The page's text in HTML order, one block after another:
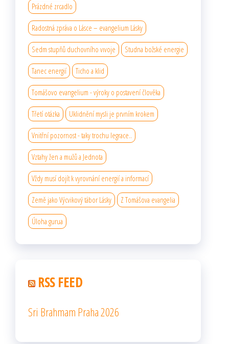
Prázdné zrcadlo
Radostná zpráva o Lásce – evangelium Lásky
Sedm stupňů duchovního vıvoje Studna božské energie
Tanec energií Ticho a klid
Tomášovo evangelium - výroky o postavení člověka
Třetí otázka Uklidnění mysli je prvním krokem
Vnitřní pozornost - taky trochu legrace..
Vztahy žen a mužů a Jednota
Vždy musí dojít k vyrovnání energií a informací
Země jako Výcvikový tábor Lásky Z Tomášova evangelia
Úloha gurua
RSS FEED
Sri Brahmam Praha 2026